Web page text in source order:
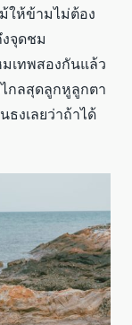
ให้ข้ามไม่ต้อง
จุดชม
เทพสองกันแล้ว
กลสุดลูกหูลูกตา
งเลยว่าถ้าได้